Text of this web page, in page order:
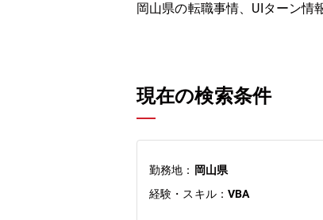
岡山県の転職事情、UIターン情
現在の検索条件
勤務地： 岡山県
経験・スキル：VBA